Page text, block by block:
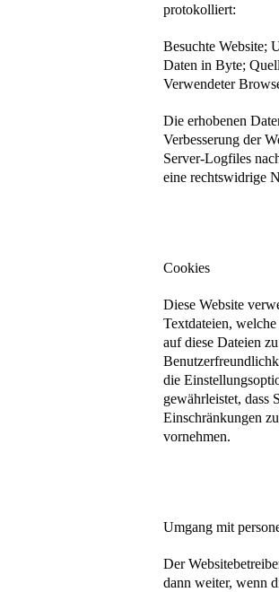
protokolliert:
Besuchte Website;
Daten in Byte;
Verwendeter
Die erhobenen
Verbesserung der
Server-Logfiles
eine rechtswidrige
Cookies
Diese Website
Textdateien,
auf diese Dateien
die
gewährleistet, dass
Einschränkungen
vornehmen.
Umgang mit
Der
dann weiter, wenn